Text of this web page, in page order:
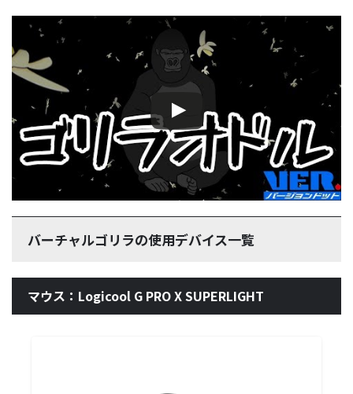
この動画を YouTube で視聴
バーチャルゴリラの使用デバイス一覧
マウス：Logicool G PRO X SUPERLIGHT